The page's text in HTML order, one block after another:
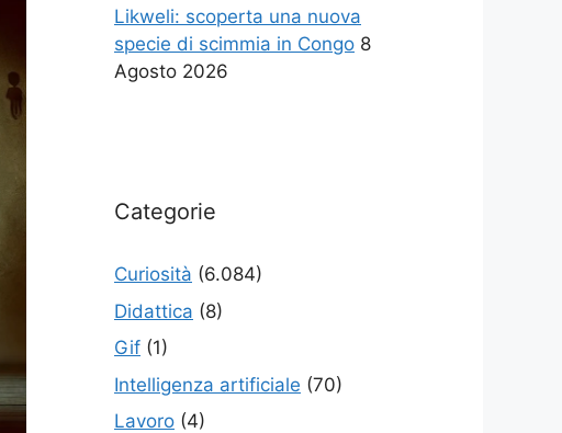
Likweli: scoperta una nuova
specie di scimmia in Congo 8
Agosto 2026
Categorie
Curiosità (6.084)
Didattica (8)
Gif (1)
Intelligenza artificiale (70)
Lavoro (4)